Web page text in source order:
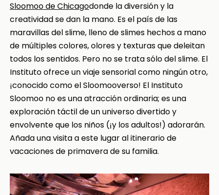
Sloomoo de Chicagodonde la diversión y la
creatividad se dan la mano. Es el país de las
maravillas del slime, lleno de slimes hechos a mano
de múltiples colores, olores y texturas que deleitan
todos los sentidos. Pero no se trata sólo del slime. El
Instituto ofrece un viaje sensorial como ningún otro,
¡conocido como el Sloomooverso! El Instituto
Sloomoo no es una atracción ordinaria; es una
exploración táctil de un universo divertido y
envolvente que los niños (¡y los adultos!) adorarán.
Añada una visita a este lugar al itinerario de
vacaciones de primavera de su familia.